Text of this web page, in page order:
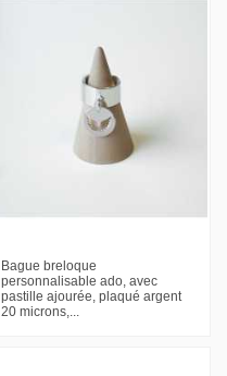
Bague breloque
personnalisable ado, avec
pastille ajourée, plaqué argent
20 microns,...